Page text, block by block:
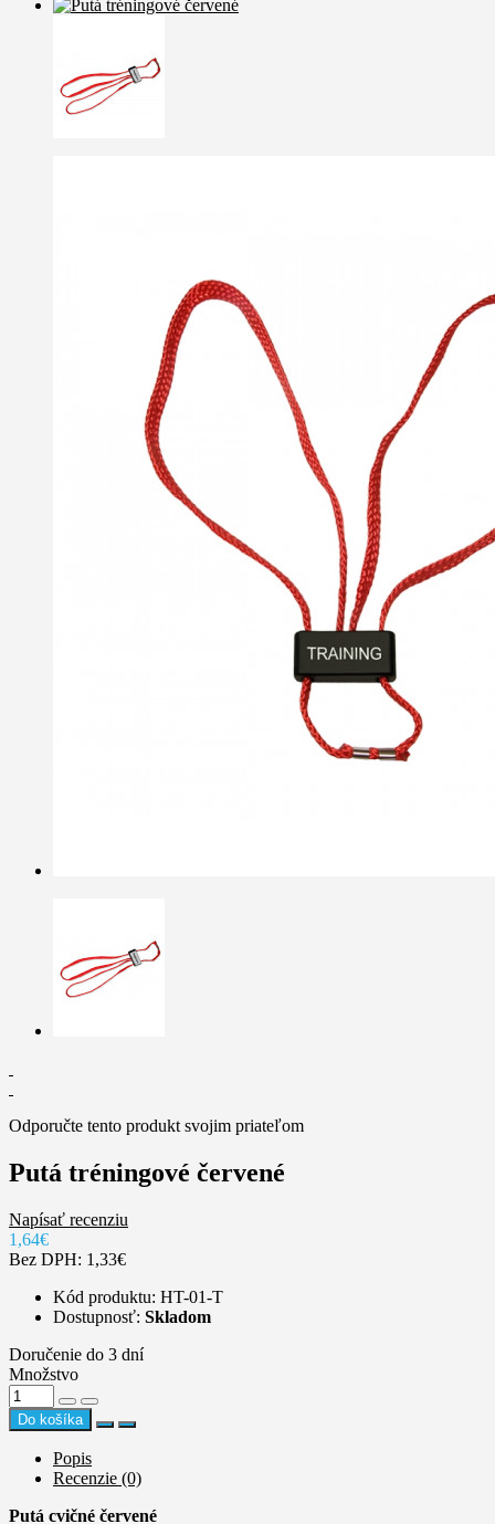
Odporučte tento produkt svojim priateľom
Putá tréningové červené
Napísať recenziu
1,64€
Bez DPH: 1,33€
Kód produktu: HT-01-T
Dostupnosť: Skladom
Doručenie do 3 dní
Množstvo
Do košíka
Popis
Recenzie (0)
Putá cvičné červené